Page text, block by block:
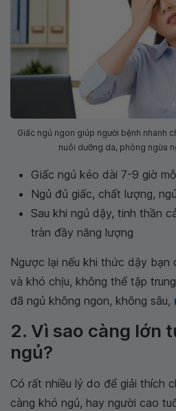
Giấc ngủ ngon giúp người bệnh nhanh
nuôi dưỡng da, phòng ngừa
Giấc ngủ kéo dài 7-9 giờ
Ngủ đủ giấc, chất lượng,
Sau khi ngủ dậy, tinh thần
tràn đầy năng lượng
Ngược lại nếu khi thức dậy bạn
và khó chịu, không thể tập
đã ngủ không ngon, không sâu,
2. Vì sao càng lớn
ngủ?
Có rất nhiều lý do để giải thích
càng khó ngủ, hay người cao